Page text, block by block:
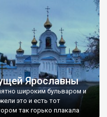
Ярославны
широким бульваром и
это и есть тот
так горько плакала